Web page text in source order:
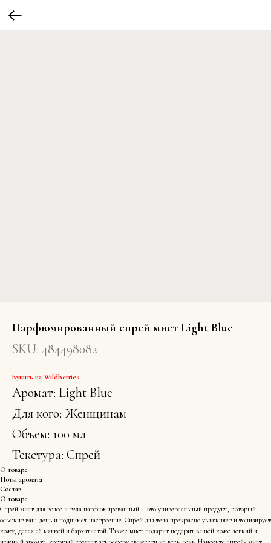
Парфюмированный спрей мист Light Blue
SKU: 484498082
Купить на Wildberries
Аромат: Light Blue
Для кого: Женщинам
Объем: 100 мл
Текстура: Спрей
О товаре
Ноты аромата
Состав
О товаре
Спрей мист для волос и тела парфюмированный— это универсальный продукт, который
освежит ваш день и поднимет настроение. Спрей для тела прекрасно увлажняет и тонизирует
кожу, делая её мягкой и бархатистой. Также мист подарит подарит вашей коже легкий и